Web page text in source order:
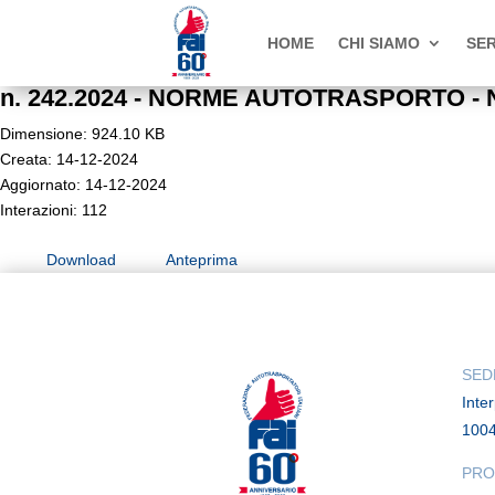
HOME CHI SIAMO
n. 242.2024 - NORME
Dimensione: 924.10 KB
Creata: 14-12-2024
Aggiornato: 14-12-2024
Interazioni: 112
Download Anteprima